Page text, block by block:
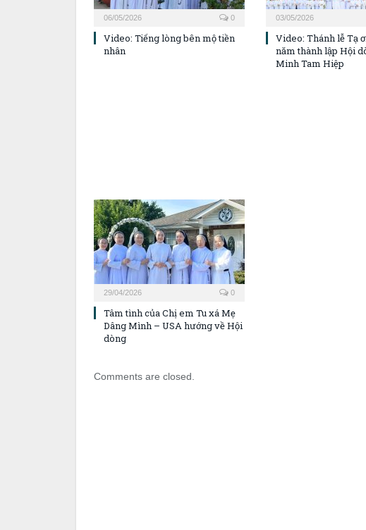
06/05/2026 0
Video: Tiếng lòng bên mộ tiền
nhân
03/05/2026
Video: Thánh lễ Tạ
năm thành lập Hội
Minh Tam Hiệp
29/04/2026 0
Tâm tình của Chị em Tu xá Mẹ
Dâng Mình – USA hướng về Hội
dòng
Comments are closed.